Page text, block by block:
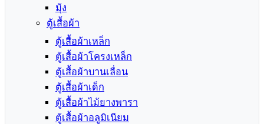
มุ้ง
ตู้เสื้อผ้า
ตู้เสื้อผ้าเหล็ก
ตู้เสื้อผ้าโครงเหล็ก
ตู้เสื้อผ้าบานเลื่อน
ตู้เสื้อผ้าเด็ก
ตู้เสื้อผ้าไม้ยางพารา
ตู้เสื้อผ้าอลูมิเนียม